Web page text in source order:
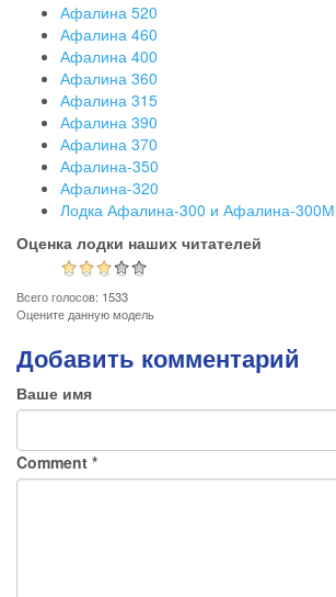
Афалина 520
Афалина 460
Афалина 400
Афалина 360
Афалина 315
Афалина 390
Афалина 370
Афалина-350
Афалина-320
Лодка Афалина-300 и Афалина-300М
Оценка лодки наших читателей
Всего голосов: 1533
Оцените данную модель
Добавить комментарий
Ваше имя
Comment *